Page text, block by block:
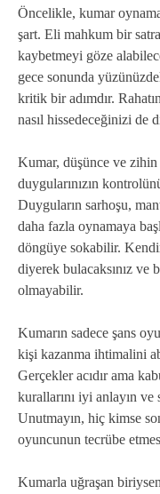
Öncelikle, kumar
şart. Eli mahkum bir
kaybetmeyi göze
gece sonunda
kritik bir adımdır.
nasıl hissedeceğinizi de
Kumar, düşünce ve zihin
duygularınızın
Duyguların sarhoşu,
daha fazla oynamaya
döngüye sokabilir.
diyerek bulacaksınız ve
olmayabilir.
Kumarın sadece şans
kişi kazanma ihtimalini
Gerçekler acıdır ama
kurallarını iyi anlayın
Unutmayın, hiç kimse
oyuncunun tecrübe
Kumarla uğraşan